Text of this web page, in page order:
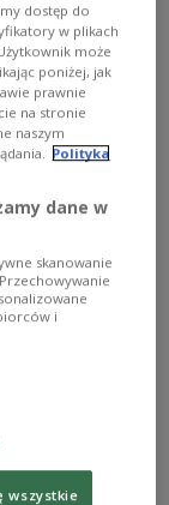
jest
i Marka
wciela się w
wiodącego z
w sferze
zdarzenie
czego tak
szczęśliwy.
także
Englert
dostęp do
w plikach
może
poniżej, jak
prawnie
na stronie
naszym
Polityka
dane w
skanowanie
i
wszystkie